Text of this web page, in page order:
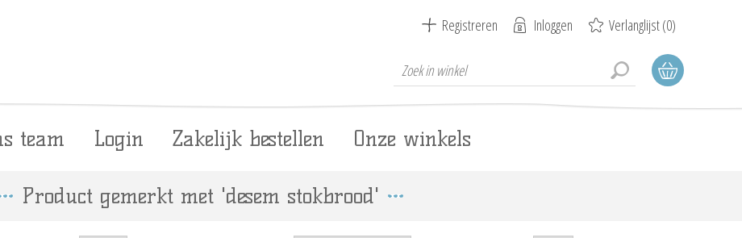
Registreren Inloggen Verlanglijst(0)
team Login Zakelijk bestellen Onze winkels
Product gemerkt met 'desem stokbrood'